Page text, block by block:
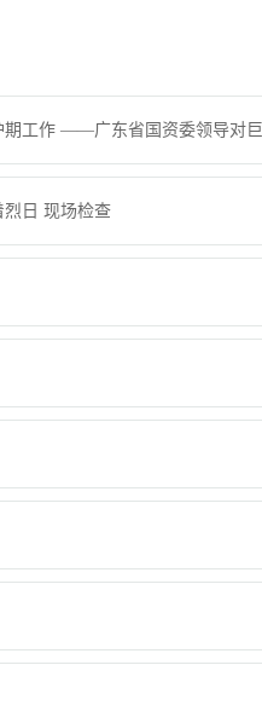
期工作 ——广东省国资委领导对
烈日 现场检查